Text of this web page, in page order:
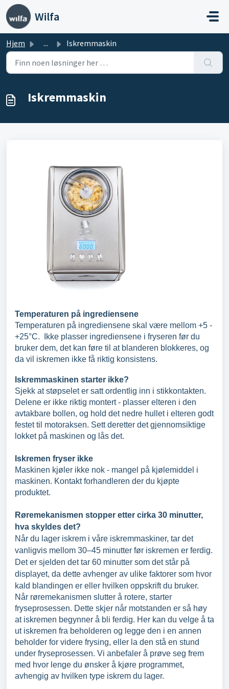
Gå til hovedinnhold
Wilfa
Hjem ... Iskremmaskin
Iskremmaskin
Temperaturen på ingrediensene
Temperaturen på ingrediensene skal være mellom +5 -
+25°C. Ikke plasser ingrediensene i fryseren før du
bruker dem, det kan føre til at blanderen blokkeres, og
da vil iskremen ikke få riktig konsistens.
Iskremmaskinen starter ikke?
Sjekk at støpselet er satt ordentlig inn i stikkontakten.
Delene er ikke riktig montert - plasser elteren i den
avtakbare bollen, og hold det nedre hullet i elteren godt
festet til motoraksen. Sett deretter det gjennomsiktige
lokket på maskinen og lås det.
Iskremen fryser ikke
Maskinen kjøler ikke nok - mangel på kjølemiddel i
maskinen. Kontakt forhandleren der du kjøpte
produktet.
Røremekanismen stopper etter cirka 30 minutter,
hva skyldes det?
Når du lager iskrem i våre iskremmaskiner, tar det
vanligvis mellom 30–45 minutter før iskremen er ferdig.
Det er sjelden det tar 60 minutter som det står på
displayet, da dette avhenger av ulike faktorer som hvor
kald blandingen er eller hvilken oppskrift du bruker.
Når røremekanismen slutter å rotere, starter
fryseprosessen. Dette skjer når motstanden er så høy
at iskremen begynner å bli ferdig. Her kan du velge å ta
ut iskremen fra beholderen og legge den i en annen
beholder for videre frysing, eller la den stå en stund
under fryseprosessen. Vi anbefaler å prøve seg frem
med hvor lenge du ønsker å kjøre programmet,
avhengig av hvilken type iskrem du lager.